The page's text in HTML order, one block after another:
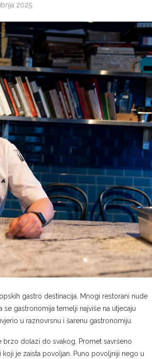
2025.
gastro destinacija. Mnogi restorani nude
gastronomija temelji najviše na utjecaju
u raznovrsnu i šarenu gastronomiju.
brzo dolazi do svakog. Promet savršeno
je zaista povoljan. Puno povoljniji nego u